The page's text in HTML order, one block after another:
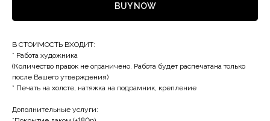
BUY NOW
В СТОИМОСТЬ ВХОДИТ:
* Работа художника
(Количество правок не ограничено. Работа будет распечатана только
после Вашего утверждения)
* Печать на холсте, натяжка на подрамник, крепление
Дополнительные услуги: